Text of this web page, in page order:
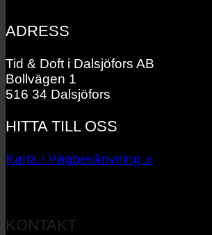
ADRESS
Tid & Doft i Dalsjöfors AB
Bollvägen 1
516 34 Dalsjöfors
HITTA TILL OSS
Karta / Vägbeskrivning »
KONTAKT